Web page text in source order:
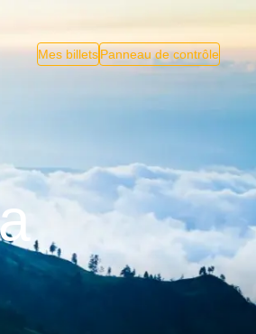
Mes billetsPanneau de contrôle